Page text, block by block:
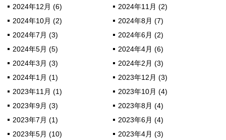
2024年12月 (6)
2024年11月 (2)
2024年10月 (2)
2024年8月 (7)
2024年7月 (3)
2024年6月 (2)
2024年5月 (5)
2024年4月 (6)
2024年3月 (3)
2024年2月 (3)
2024年1月 (1)
2023年12月 (3)
2023年11月 (1)
2023年10月 (4)
2023年9月 (3)
2023年8月 (4)
2023年7月 (1)
2023年6月 (4)
2023年5月 (10)
2023年4月 (3)